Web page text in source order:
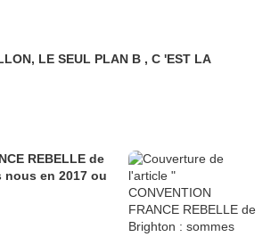
LE SEUL PLAN B , C 'EST LA
de
en 2017 ou